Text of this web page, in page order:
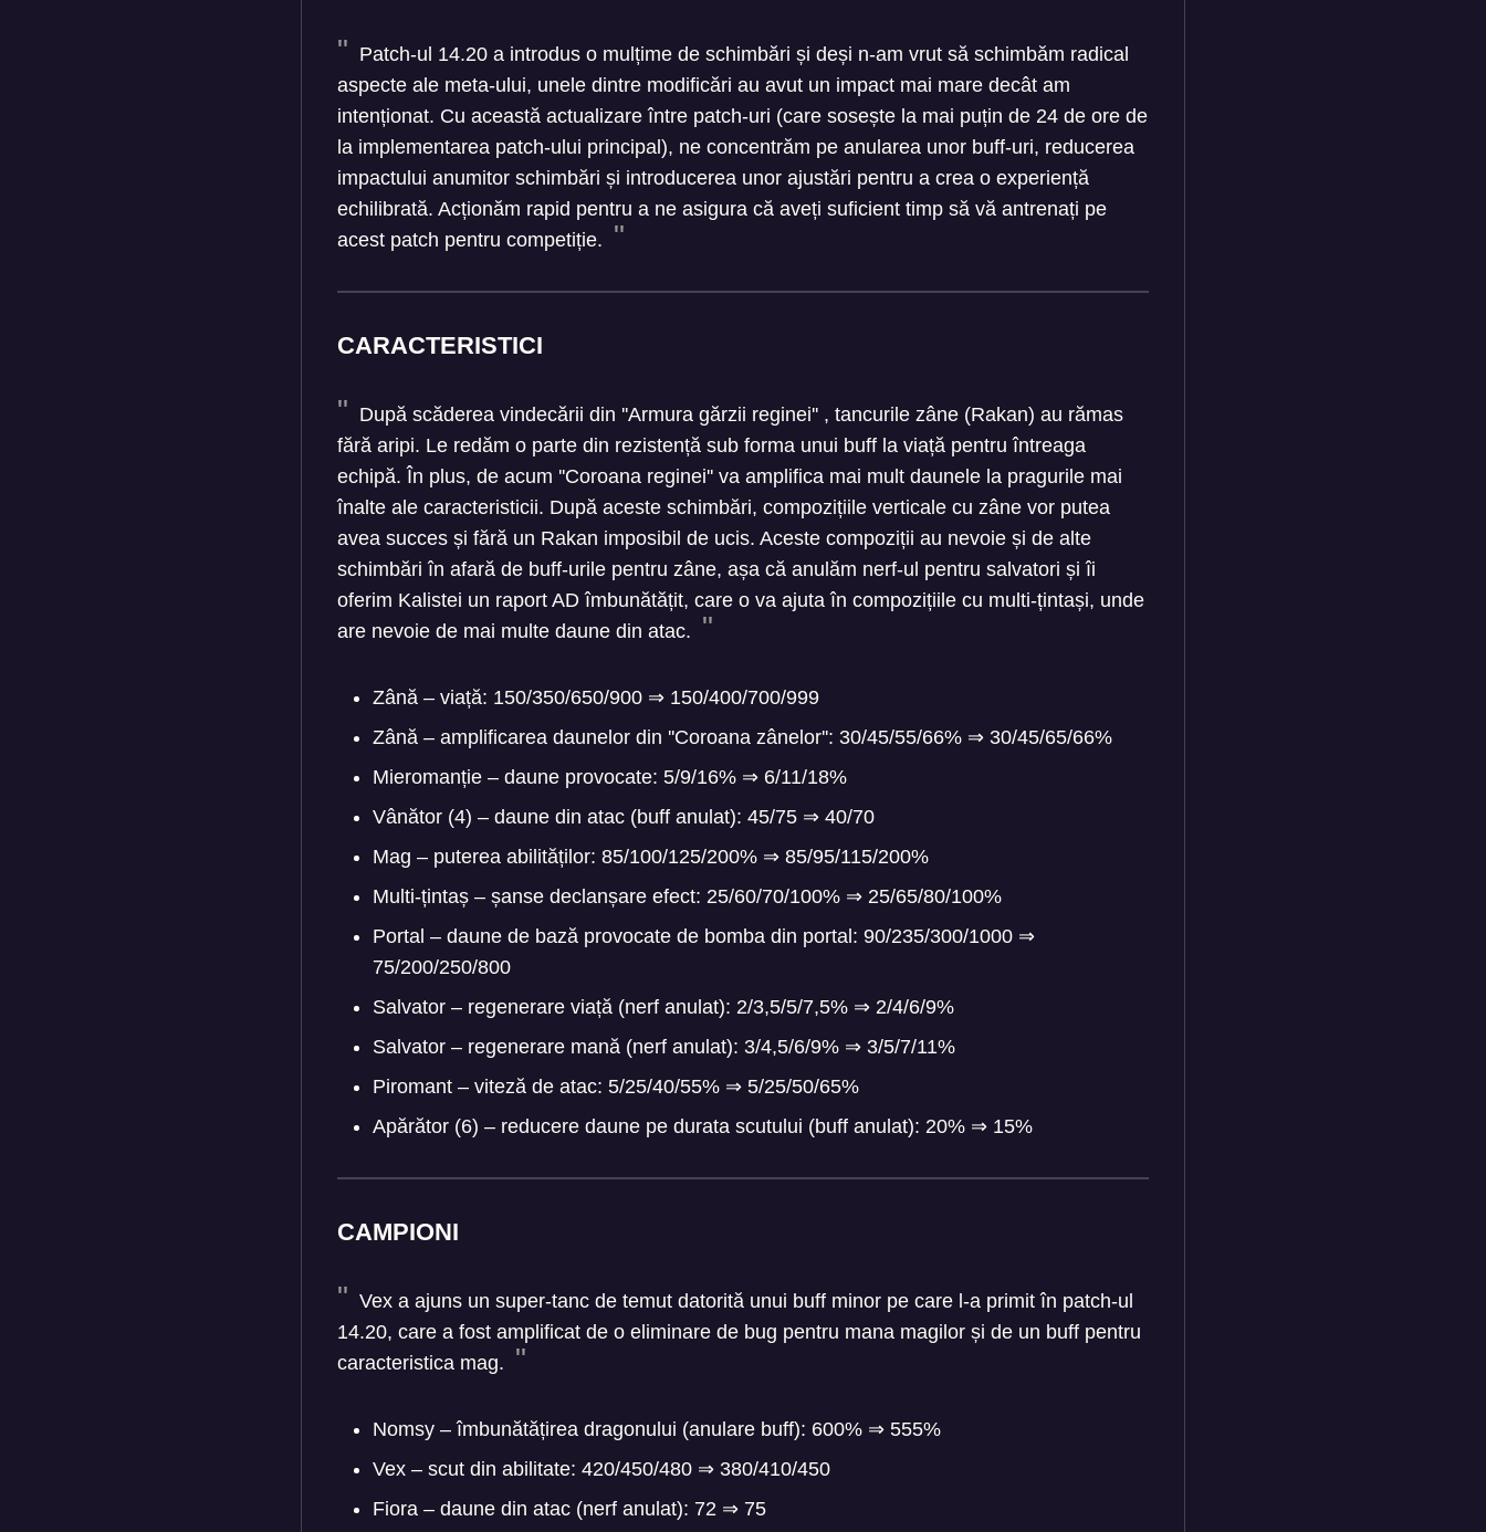
Patch-ul 14.20 a introdus o mulțime de schimbări și deși n-am vrut să schimbăm radical
aspecte ale meta-ului, unele dintre modificări au avut un impact mai mare decât am
intenționat. Cu această actualizare între patch-uri (care sosește la mai puțin de 24 de ore de
la implementarea patch-ului principal), ne concentrăm pe anularea unor buff-uri, reducerea
impactului anumitor schimbări și introducerea unor ajustări pentru a crea o experiență
echilibrată. Acționăm rapid pentru a ne asigura că aveți suficient timp să vă antrenați pe
acest patch pentru competiție.
CARACTERISTICI
După scăderea vindecării din ''Armura gărzii reginei'' , tancurile zâne (Rakan) au rămas
fără aripi. Le redăm o parte din rezistență sub forma unui buff la viață pentru întreaga
echipă. În plus, de acum ''Coroana reginei'' va amplifica mai mult daunele la pragurile mai
înalte ale caracteristicii. După aceste schimbări, compozițiile verticale cu zâne vor putea
avea succes și fără un Rakan imposibil de ucis. Aceste compoziții au nevoie și de alte
schimbări în afară de buff-urile pentru zâne, așa că anulăm nerf-ul pentru salvatori și îi
oferim Kalistei un raport AD îmbunătățit, care o va ajuta în compozițiile cu multi-țintași, unde
are nevoie de mai multe daune din atac.
Zână – viață: 150/350/650/900 ⇒ 150/400/700/999
Zână – amplificarea daunelor din ''Coroana zânelor'': 30/45/55/66% ⇒ 30/45/65/66%
Mieromanție – daune provocate: 5/9/16% ⇒ 6/11/18%
Vânător (4) – daune din atac (buff anulat): 45/75 ⇒ 40/70
Mag – puterea abilităților: 85/100/125/200% ⇒ 85/95/115/200%
Multi-țintaș – șanse declanșare efect: 25/60/70/100% ⇒ 25/65/80/100%
Portal – daune de bază provocate de bomba din portal: 90/235/300/1000 ⇒
75/200/250/800
Salvator – regenerare viață (nerf anulat): 2/3,5/5/7,5% ⇒ 2/4/6/9%
Salvator – regenerare mană (nerf anulat): 3/4,5/6/9% ⇒ 3/5/7/11%
Piromant – viteză de atac: 5/25/40/55% ⇒ 5/25/50/65%
Apărător (6) – reducere daune pe durata scutului (buff anulat): 20% ⇒ 15%
CAMPIONI
Vex a ajuns un super-tanc de temut datorită unui buff minor pe care l-a primit în patch-ul
14.20, care a fost amplificat de o eliminare de bug pentru mana magilor și de un buff pentru
caracteristica mag.
Nomsy – îmbunătățirea dragonului (anulare buff): 600% ⇒ 555%
Vex – scut din abilitate: 420/450/480 ⇒ 380/410/450
Fiora – daune din atac (nerf anulat): 72 ⇒ 75